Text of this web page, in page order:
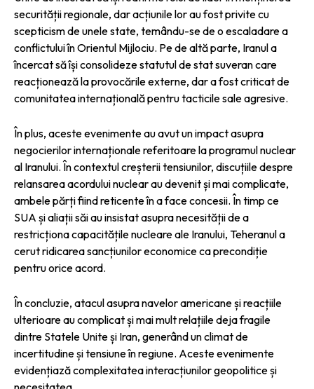
securității regionale, dar acțiunile lor au fost privite cu
scepticism de unele state, temându-se de o escaladare a
conflictului în Orientul Mijlociu. Pe de altă parte, Iranul a
încercat să își consolideze statutul de stat suveran care
reacționează la provocările externe, dar a fost criticat de
comunitatea internațională pentru tacticile sale agresive.
În plus, aceste evenimente au avut un impact asupra
negocierilor internaționale referitoare la programul nuclear
al Iranului. În contextul creșterii tensiunilor, discuțiile despre
relansarea acordului nuclear au devenit și mai complicate,
ambele părți fiind reticente în a face concesii. În timp ce
SUA și aliații săi au insistat asupra necesității de a
restricționa capacitățile nucleare ale Iranului, Teheranul a
cerut ridicarea sancțiunilor economice ca precondiție
pentru orice acord.
În concluzie, atacul asupra navelor americane și reacțiile
ulterioare au complicat și mai mult relațiile deja fragile
dintre Statele Unite și Iran, generând un climat de
incertitudine și tensiune în regiune. Aceste evenimente
evidențiază complexitatea interacțiunilor geopolitice și